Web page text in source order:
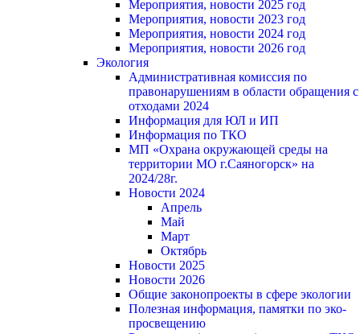
Мероприятия, новости 2025 год
Мероприятия, новости 2023 год
Мероприятия, новости 2024 год
Мероприятия, новости 2026 год
Экология
Административная комиссия по
правонарушениям в области обращения с
отходами 2024
Информация для ЮЛ и ИП
Информация по ТКО
МП «Охрана окружающей среды на
территории МО г.Саяногорск» на
2024/28г.
Новости 2024
Апрель
Май
Март
Октябрь
Новости 2025
Новости 2026
Общие законопроекты в сфере экологии
Полезная информация, памятки по эко-
просвещению